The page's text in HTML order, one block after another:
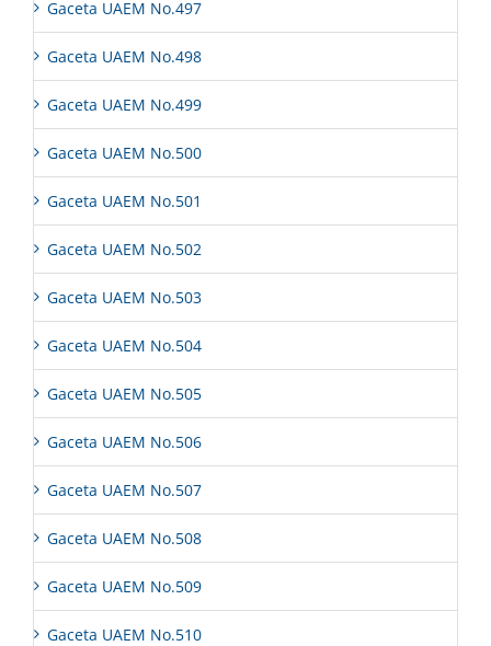
Gaceta UAEM No.497
Gaceta UAEM No.498
Gaceta UAEM No.499
Gaceta UAEM No.500
Gaceta UAEM No.501
Gaceta UAEM No.502
Gaceta UAEM No.503
Gaceta UAEM No.504
Gaceta UAEM No.505
Gaceta UAEM No.506
Gaceta UAEM No.507
Gaceta UAEM No.508
Gaceta UAEM No.509
Gaceta UAEM No.510